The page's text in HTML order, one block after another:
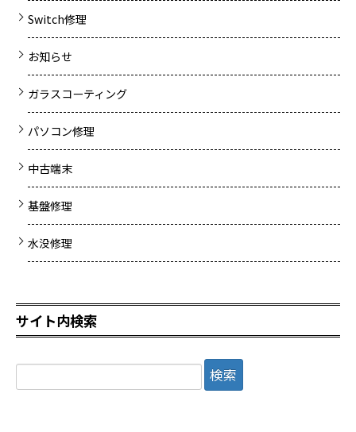
Switch修理
お知らせ
ガラスコーティング
パソコン修理
中古端末
基盤修理
水没修理
サイト内検索
検
索: